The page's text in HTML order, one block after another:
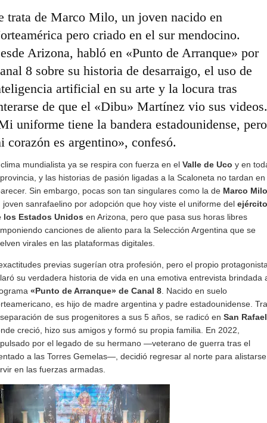
trata de Marco Milo, un joven nacido en
pero criado en el sur mendocino.
Arizona, habló en «Punto de Arranque» por
8 sobre su historia de desarraigo, el uso de
artificial en su arte y la locura tras
de que el «Dibu» Martínez vio sus videos.
uniforme tiene la bandera estadounidense, pero
corazón es argentino», confesó.
mundialista ya se respira con fuerza en el Valle de Uco y en
y las historias de pasión ligadas a la Scaloneta no tardan en
Sin embargo, pocas son tan singulares como la de Marco Milo
joven sanrafaelino por adopción que hoy viste el uniforme del ejército
los Estados Unidos en Arizona, pero que pasa sus horas libres
canciones de aliento para la Selección Argentina que se
virales en las plataformas digitales.
previas sugerían otra profesión, pero el propio
su verdadera historia de vida en una emotiva entrevista brindada
«Punto de Arranque» de Canal 8. Nacido en suelo
es hijo de madre argentina y padre estadounidense.
de sus progenitores a sus 5 años, se radicó en San Rafael
creció, hizo sus amigos y formó su propia familia. En 2022,
por el legado de su hermano —veterano de guerra tras el
a las Torres Gemelas—, decidió regresar al norte para
en las fuerzas armadas.